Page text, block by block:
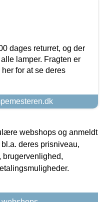
dages returret, og der
lamper. Fragten er
for at se deres
webshops og anmeldt
deres prisniveau,
brugervenlighed,